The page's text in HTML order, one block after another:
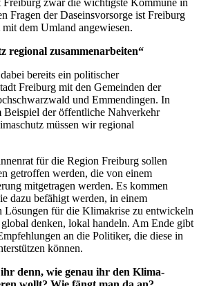
Fragen der Daseinsvorsorge ist Freiburg
dem Umland angewiesen.
regional zusammenarbeiten“
bereits ein politischer
Freiburg mit den Gemeinden der
und Emmendingen. In
Beispiel der öffentliche Nahverkehr
müssen wir regional
für die Region Freiburg sollen
getroffen werden, die von einem
mitgetragen werden. Es kommen
dazu befähigt werden, in einem
Lösungen für die Klimakrise zu entwickeln
denken, lokal handeln. Am Ende gibt
an die Politiker, die diese in
können.
denn, wie genau ihr den Klima-